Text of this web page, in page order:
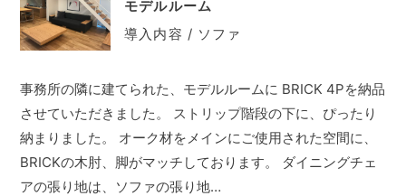
モデルルーム
導入内容 / ソファ
事務所の隣に建てられた、モデルルームに BRICK 4Pを納品
させていただきました。 ストリップ階段の下に、ぴったり
納まりました。 オーク材をメインにご使用された空間に、
BRICKの木肘、脚がマッチしております。 ダイニングチェ
アの張り地は、ソファの張り地…